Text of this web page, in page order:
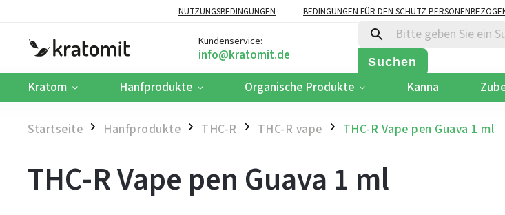
NUTZUNGSBEDINGUNGEN BEDINGUNGEN FÜR DEN SCHUTZ
Kundenservice:
Suchen
Kratom Hanfprodukte Organische Produkte Kanna
Startseite / Hanfprodukte / THC-R / THC-R vape / THC-R Vape pen Guava 1 ml
THC-R Vape pen Guava 1 ml